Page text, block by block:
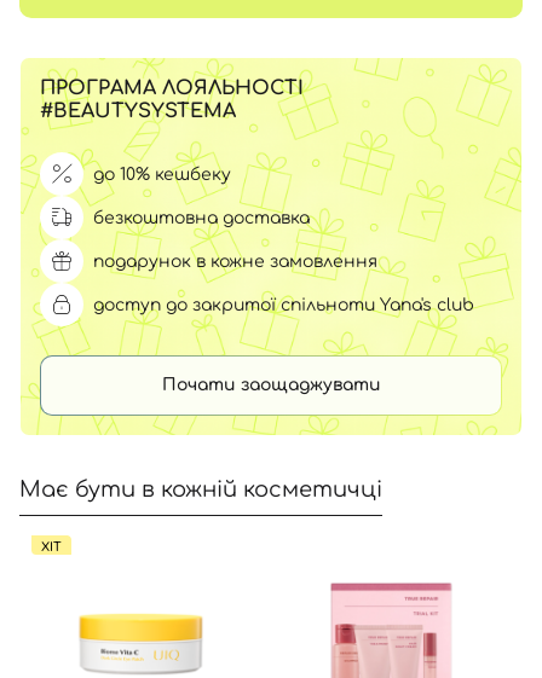
ПРОГРАМА ЛОЯЛЬНОСТІ
#BEAUTYSYSTEMA
до 10% кешбеку
безкоштовна доставка
подарунок в кожне замовлення
доступ до закритої спільноти Yana's club
Почати заощаджувати
Має бути в кожній косметичці
ХІТ